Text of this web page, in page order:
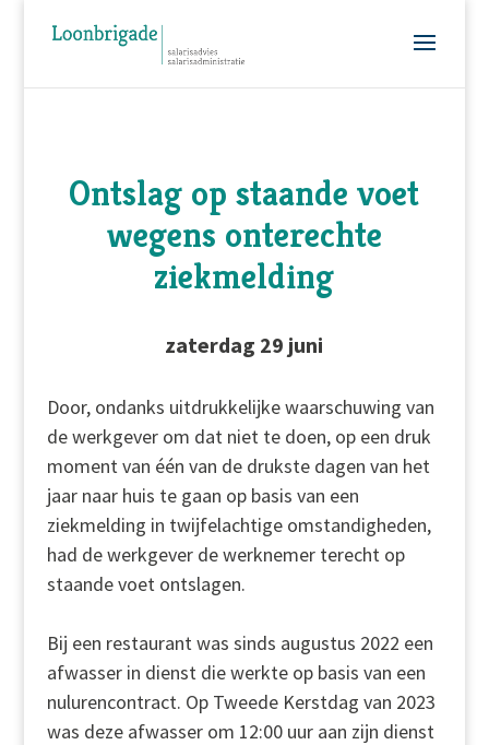
Ontslag op staande voet
wegens onterechte
ziekmelding
zaterdag 29 juni
Door, ondanks uitdrukkelijke waarschuwing van
de werkgever om dat niet te doen, op een druk
moment van één van de drukste dagen van het
jaar naar huis te gaan op basis van een
ziekmelding in twijfelachtige omstandigheden,
had de werkgever de werknemer terecht op
staande voet ontslagen.
Bij een restaurant was sinds augustus 2022 een
afwasser in dienst die werkte op basis van een
nulurencontract. Op Tweede Kerstdag van 2023
was deze afwasser om 12:00 uur aan zijn dienst